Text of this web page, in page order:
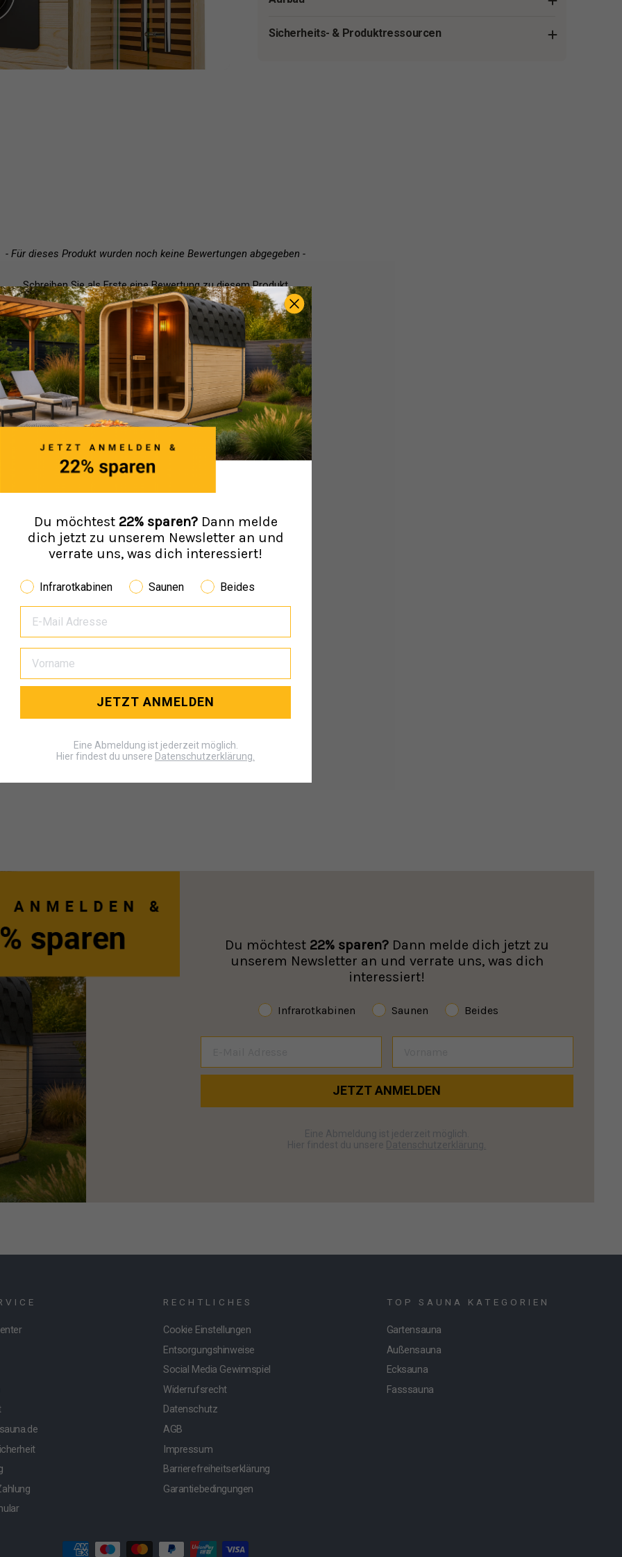
Sicherheits- & Produktressourcen
- Für dieses Produkt wurden noch keine Bewertungen abgegeben -
Schreiben Sie als Erste eine Bewertung zu diesem Produkt
Du möchtest 22% sparen?Dann melde dich jetzt zu
unserem Newsletter an und verrate uns, was dich
interessiert!
Infrarotkabinen Saunen Beides
JETZT ANMELDEN
Eine Abmeldung ist jederzeit möglich.
Hier findest du unsere Datenschutzerklärung.
RECHTLICHES
Cookie Einstellungen
Entsorgungshinweise
Social Media Gewinnspiel
Widerrufsrecht
Datenschutz
AGB
Impressum
Barrierefreiheitserklärung
Garantiebedingungen
TOP SAUNA KATEGORIEN
Gartensauna
Außensauna
Ecksauna
Fasssauna
Du möchtest 22% sparen?Dann melde
dich jetzt zu unserem Newsletter an und
verrate uns, was dich interessiert!
Infrarotkabinen Saunen Beides
JETZT ANMELDEN
Eine Abmeldung ist jederzeit möglich.
Hier findest du unsere Datenschutzerklärung.